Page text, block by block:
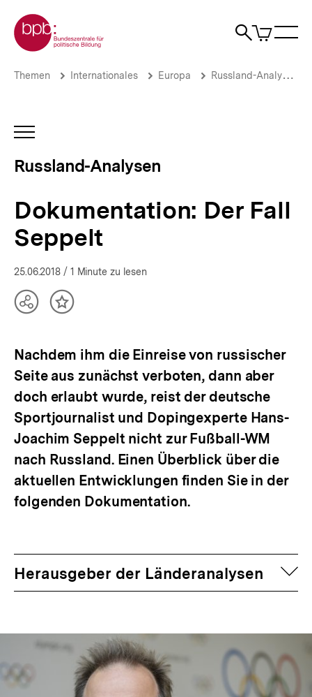
zum
Seiteninhalt
springen
Zur Startseite der bpb
Suche
Artikel
im
Dokumentation:
Russland-
Analysen
Brotkrümelnavigation
Pfadnavigation
Themen Internationales Europa Russland-Analysen
INHALTSNAVIGATION
Russland-Analysen
Dokumentation: Der Fall
Seppelt
25.06.2018 / 1 Minute zu lesen
TeilenInhalt
Nachdem ihm die Einreise von russischer
Seite aus zunächst verboten, dann aber
doch erlaubt wurde, reist der deutsche
Sportjournalist und Dopingexperte Hans-
Joachim Seppelt nicht zur Fußball-WM
nach Russland. Einen Überblick über die
aktuellen Entwicklungen finden Sie in der
folgenden Dokumentation.
Herausgeber der Länderanalysen